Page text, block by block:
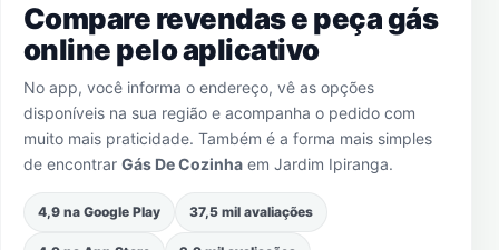
Compare revendas e peça gás
online pelo aplicativo
No app, você informa o endereço, vê as opções
disponíveis na sua região e acompanha o pedido com
muito mais praticidade. Também é a forma mais simples
de encontrar Gás De Cozinha em Jardim Ipiranga.
4,9 na Google Play 37,5 mil avaliações